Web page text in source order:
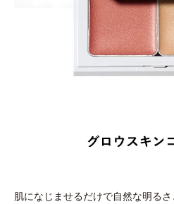
肌になじませるだけで自然な明る